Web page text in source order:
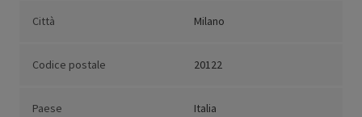
Città Milano
Codice postale 20122
Paese Italia